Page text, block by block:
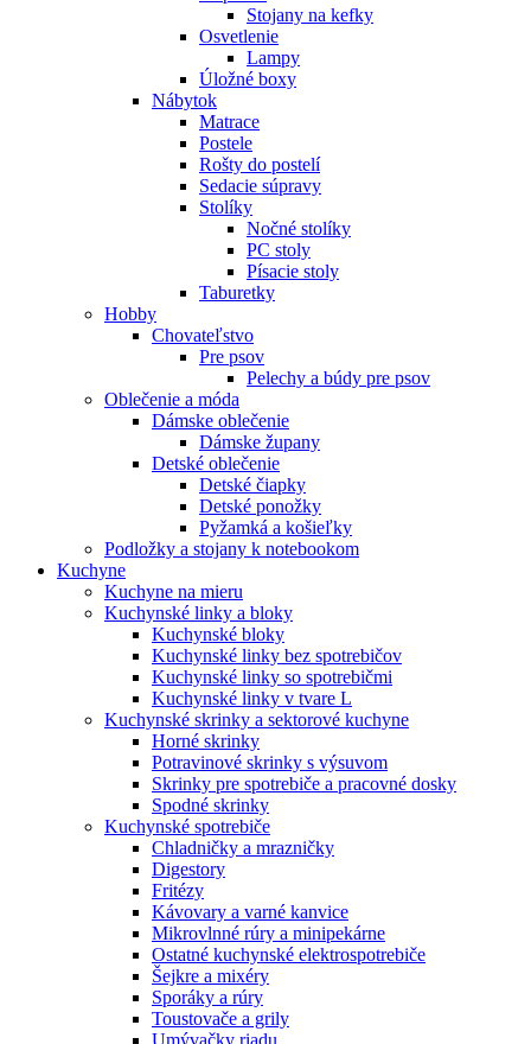
Stojany na kefky
Osvetlenie
Lampy
Úložné boxy
Nábytok
Matrace
Postele
Rošty do postelí
Sedacie súpravy
Stolíky
Nočné stolíky
PC stoly
Písacie stoly
Taburetky
Hobby
Chovateľstvo
Pre psov
Pelechy a búdy pre psov
Oblečenie a móda
Dámske oblečenie
Dámske župany
Detské oblečenie
Detské čiapky
Detské ponožky
Pyžamká a košieľky
Podložky a stojany k notebookom
Kuchyne
Kuchyne na mieru
Kuchynské linky a bloky
Kuchynské bloky
Kuchynské linky bez spotrebičov
Kuchynské linky so spotrebičmi
Kuchynské linky v tvare L
Kuchynské skrinky a sektorové kuchyne
Horné skrinky
Potravinové skrinky s výsuvom
Skrinky pre spotrebiče a pracovné dosky
Spodné skrinky
Kuchynské spotrebiče
Chladničky a mrazničky
Digestory
Fritézy
Kávovary a varné kanvice
Mikrovlnné rúry a minipekárne
Ostatné kuchynské elektrospotrebiče
Šejkre a mixéry
Sporáky a rúry
Toustovače a grily
Umývačky riadu